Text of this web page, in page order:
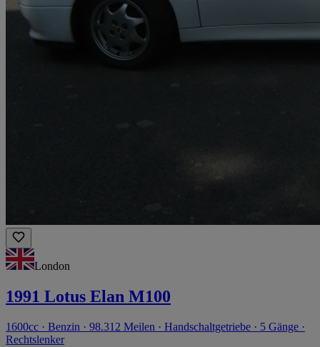
London
1991 Lotus Elan M100
1600cc · Benzin · 98.312 Meilen · Handschaltgetriebe · 5 Gänge ·
Rechtslenker